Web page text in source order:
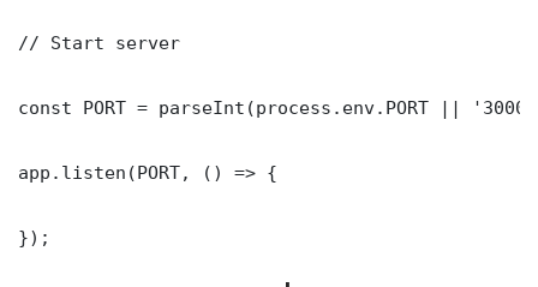
// Start server
const PORT = parseInt(process.env.PORT ||
app.listen(PORT, () => {
});